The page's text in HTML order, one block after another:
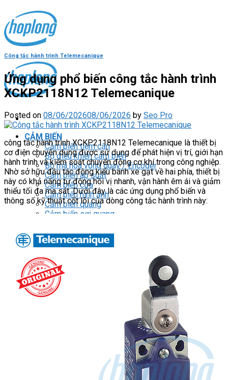
content
CẢM BIẾN
Cảm biến tiệm cận
Bộ điều khiển cảm biến
Bộ mã hóa vòng quay / Encoder
Cảm biến áp suất
Cảm biến cửa
Cảm biến hình ảnh
Cảm biến quang
Cảm biến sợi quang
ĐỒNG HỒ ĐO
Đồng hồ Counter
Đồng hồ Counter/Timer
Đồng hồ nhiệt độ
Đồng hồ đo xung/ tốc độ
Đồng hồ đo hiển thị số
Relay bảo vệ động cơ 3P
Công tắc hành trình Telemecanique
Ứng dụng phổ biến công tắc hành trình
XCKP2118N12 Telemecanique
Posted on 08/06/202608/06/2026 by Seo Pro
công tắc hành trình XCKP2118N12 Telemecanique là thiết bị
cơ điện chuyên dụng được sử dụng để phát hiện vị trí, giới hạn
hành trình và kiếm soát chuyển động cơ khí trong công nghiệp.
Nhờ sở hữu đầu tác động kiểu bánh xe gạt về hai phía, thiết bị
này có khả năng tự động hồi vị nhanh, vận hành êm ái và giảm
thiểu tối đa ma sát. Dưới đây là các ứng dụng phổ biến và
thông số kỹ thuật cốt lõi của dòng công tắc hành trình này: